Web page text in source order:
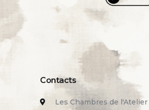
Contacts
Les Chambres de